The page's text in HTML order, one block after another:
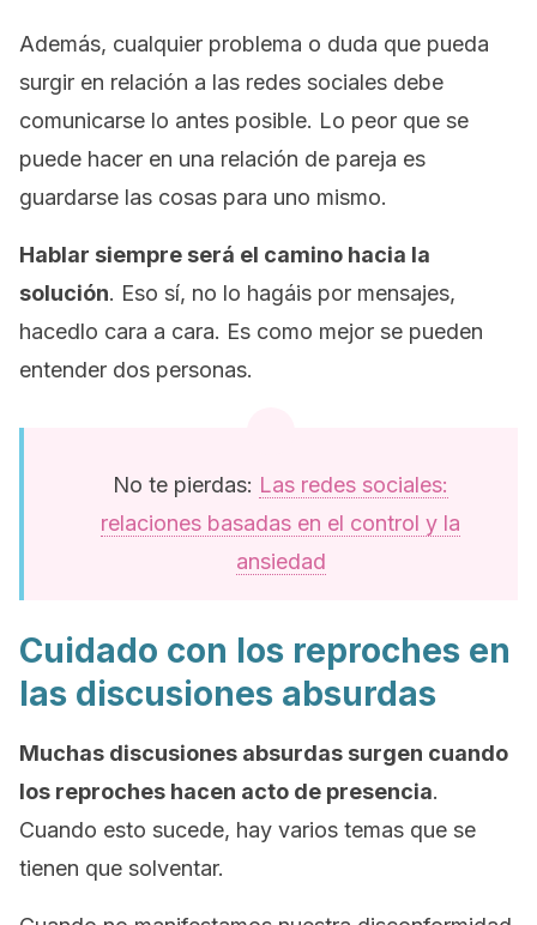
Además, cualquier problema o duda que pueda
surgir en relación a las redes sociales debe
comunicarse lo antes posible. Lo peor que se
puede hacer en una relación de pareja es
guardarse las cosas para uno mismo.
Hablar siempre será el camino hacia la
solución. Eso sí, no lo hagáis por mensajes,
hacedlo cara a cara. Es como mejor se pueden
entender dos personas.
No te pierdas: Las redes sociales:
relaciones basadas en el control y la
ansiedad
Cuidado con los reproches en
las discusiones absurdas
Muchas discusiones absurdas surgen cuando
los reproches hacen acto de presencia.
Cuando esto sucede, hay varios temas que se
tienen que solventar.